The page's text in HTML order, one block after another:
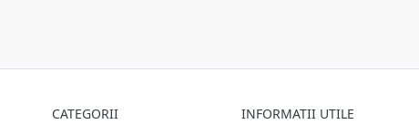
CATEGORII INFORMATII UTILE